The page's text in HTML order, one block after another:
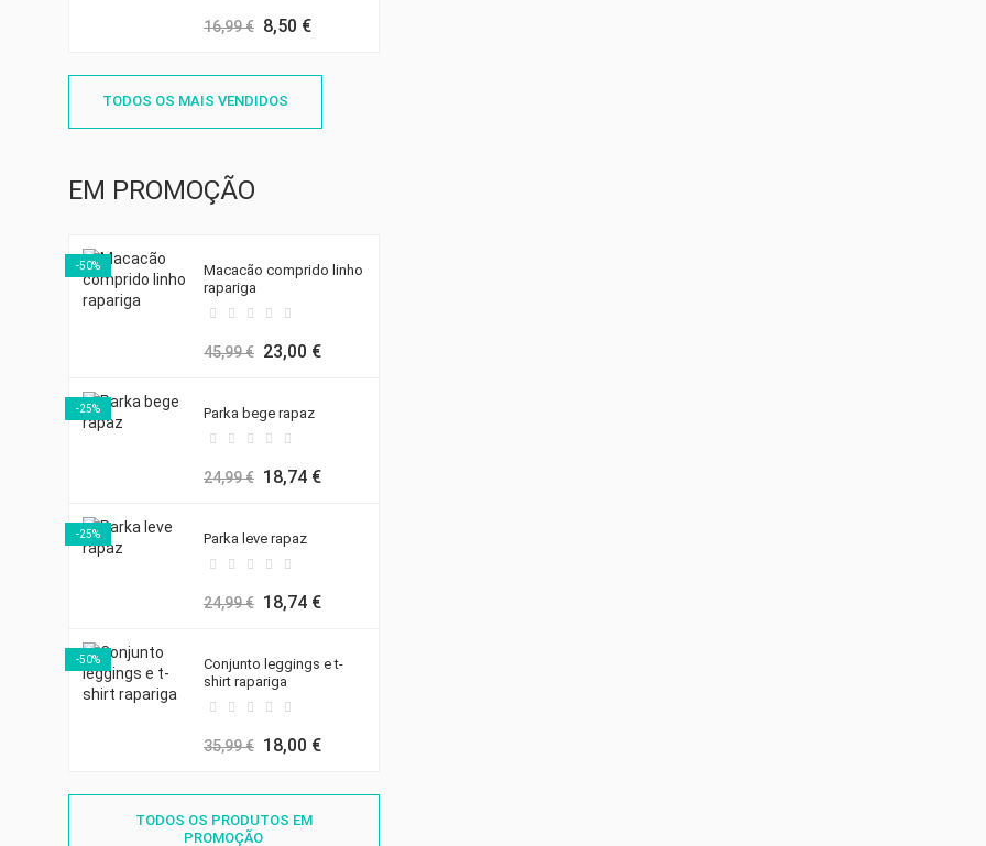
16,99 € 8,50 €
TODOS OS MAIS VENDIDOS
EM PROMOÇÃO
-50%
Macacão comprido linho
rapariga
45,99 € 23,00 €
-25% Parka bege rapaz
24,99 € 18,74 €
-25% Parka leve rapaz
24,99 € 18,74 €
-50%
Conjunto leggings e t-
shirt rapariga
35,99 € 18,00 €
TODOS OS PRODUTOS EM
PROMOÇÃO